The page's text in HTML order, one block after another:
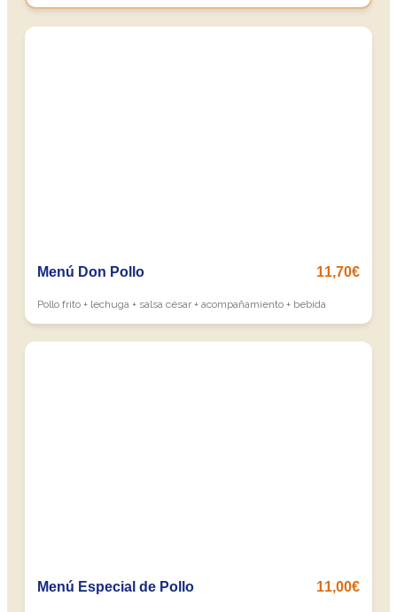
Menú Don Pollo 11,70€
Pollo frito + lechuga + salsa césar + acompañamiento + bebida
Menú Especial de Pollo 11,00€